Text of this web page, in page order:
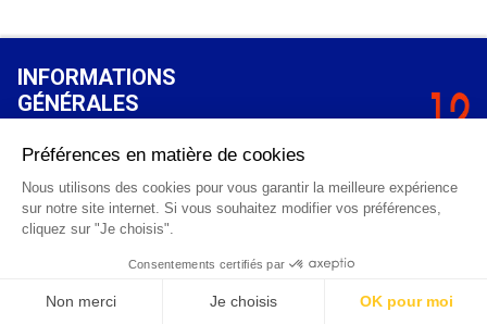
INFORMATIONS
GÉNÉRALES
FAQ
CGV
Mentions légales
Contact
info@points12.fr